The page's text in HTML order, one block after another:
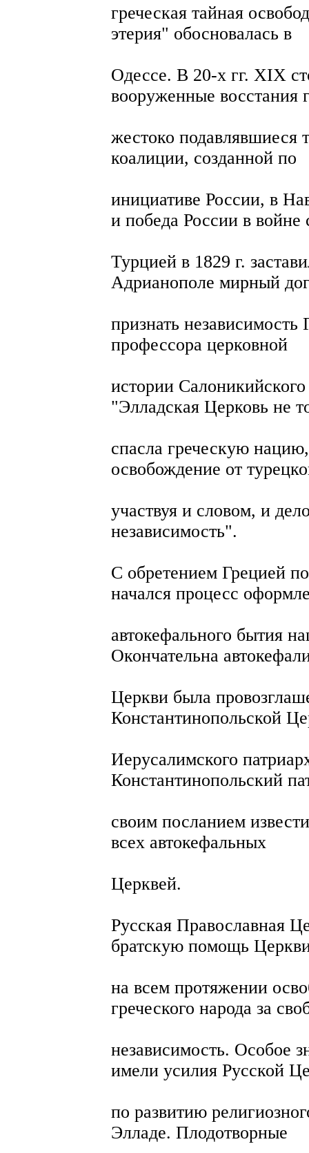
греческая тайная
этерия" обосновалась в
Одессе. В 20-х гг. XIX
вооруженные восстания
жестоко подавлявшиеся
коалиции, созданной по
инициативе России, в
и победа России в войне
Турцией в 1829 г.
Адрианополе мирный
признать
профессора церковной
истории
"Элладская Церковь не
спасла греческую
освобождение от
участвуя и словом, и
независимость".
С обретением Грецией
начался процесс
автокефального бытия
Окончательна
Церкви была
Константинопольской
Иерусалимского
Константинопольский
своим посланием
всех автокефальных
Церквей.
Русская Православная
братскую помощь
на всем протяжении
греческого народа за
независимость. Особое
имели усилия Русской
по развитию
Элладе. Плодотворные